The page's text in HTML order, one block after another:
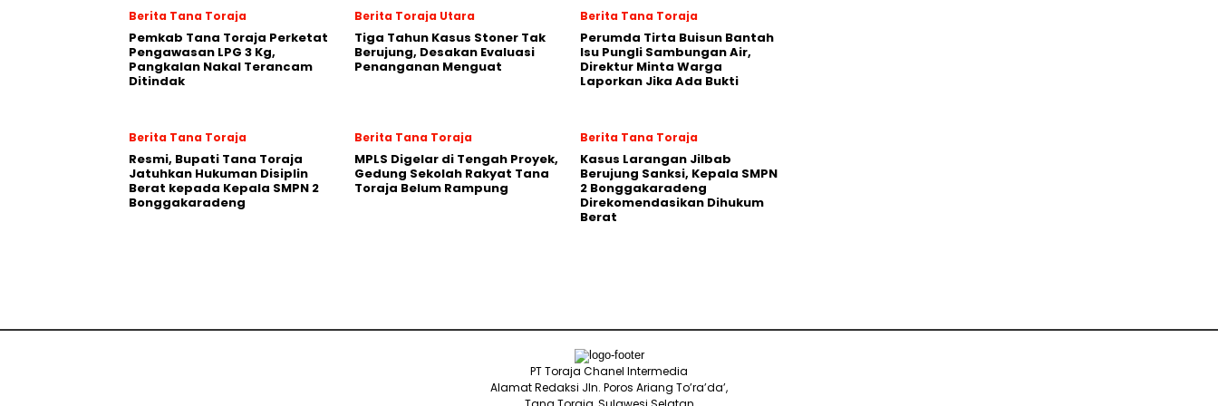
Berita Tana Toraja
Pemkab Tana Toraja Perketat
Pengawasan LPG 3 Kg,
Pangkalan Nakal Terancam
Ditindak
Berita Toraja Utara
Tiga Tahun Kasus Stoner Tak
Berujung, Desakan Evaluasi
Penanganan Menguat
Berita Tana Toraja
Perumda Tirta Buisun Bantah
Isu Pungli Sambungan Air,
Direktur Minta Warga
Laporkan Jika Ada Bukti
Berita Tana Toraja
Resmi, Bupati Tana Toraja
Jatuhkan Hukuman Disiplin
Berat kepada Kepala SMPN 2
Bonggakaradeng
Berita Tana Toraja
MPLS Digelar di Tengah Proyek,
Gedung Sekolah Rakyat Tana
Toraja Belum Rampung
Berita Tana Toraja
Kasus Larangan Jilbab
Berujung Sanksi, Kepala SMPN
2 Bonggakaradeng
Direkomendasikan Dihukum
Berat
PT Toraja Chanel Intermedia
Alamat Redaksi Jln. Poros Ariang To’ra’da’,